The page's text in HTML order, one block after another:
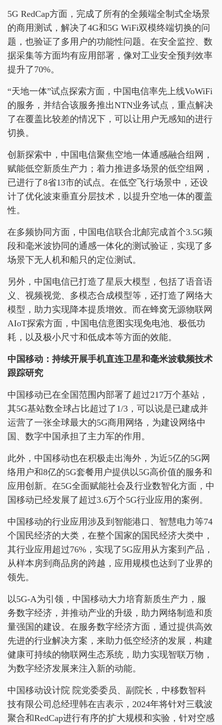
5G RedCap方面，完成了所有的全频端全制式全场景
的商用测试，解决了4G和5G WiFi双模终端切换的问
题，也验证了多用户的功能性问题。在安全监控、数
据采集等方面均有应用部署，像对工业安全预判效率
提升了70%。
“天地一体”试点探索方面，中国电信率先上线VoWiFi
的服务，并结合该服务推出NTN业务试点，重点解决
了在覆盖比较差的情况下，可以让用户无感知的进行
切换。
创新探索中，中国电信聚焦空地一体通感融合组网，
赋能低空新质生产力；着力推进多场景的低空组网，
已进行了8省13市的试点。在低空飞行场景中，还设
计了优化波束垂直分层技术，以提升空地一体的覆盖
性。
在多频协同方面，中国电信联合北邮完成首个3.5G频
段和毫米波协同的通感一体化的测试验证，实现了多
场景下无人机和船只的定位测试。
另外，中国电信已打造了星辰大模型，包括了语音语
义、视频视觉、多模态合成模型等，还打造了网络大
模型，助力实现降本提质增效。而在蜂窝无源物联网
AIoT探索方面，中国电信意图实现免电池、极低功
耗，以及极小尺寸和低成本等方面的效能。
中国移动：持续开展手机直连卫星和毫米波载频技术
跟踪研究
中国移动已在全国范围内部署了超过217万个基站，
其5G基站数全球占比超过了1/3，可以说是已建成并
运营了一张全球最大的5G商用网络，为建设网络中
国、数字中国承担了主力军的作用。
此外，中国移动也在积极走出海外，为近5亿的5G网
络用户和8亿的5G套餐用户提供以5G高价值的服务和
应用创新。在5G全面赋能社会及行业数智化方面，中
国移动已经发展了超过3.6万个5G行业应用的案例。
中国移动的行业应用涉及到智能港口、智慧电力等74
个国民经济的大类，在整个国家的国民经济大类中，
其行业应用超过76%，实现了5G应用从方案到产品，
从样本房到商品房的跨越，应用规模也达到了业界的
领先。
以5G-A为引领，中国移动大力培育新质生产力，服
务数字经济，并推动产业的升级，助力网络制造和质
量强国的建设。在服务数字经济方面，通过提供高效
先进的行业解决方案，来助力低空经济的发展，构建
健康可持续的物联网生态系统，助力实现智联万物，
为数字经济发展来注入新的动能。
中国移动设计院 院党委委员、副院长，中移数智科
技有限公司总经理韩在吉表示，2024年将针对三载波
聚合和RedCap进行有序的扩大规模和实验，针对空感